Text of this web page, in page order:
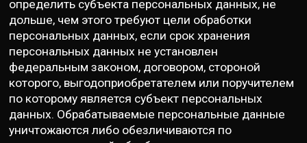
определить субъекта персональных данных, не
дольше, чем этого требуют цели обработки
персональных данных, если срок хранения
персональных данных не установлен
федеральным законом, договором, стороной
которого, выгодоприобретателем или поручителем
по которому является субъект персональных
данных. Обрабатываемые персональные данные
уничтожаются либо обезличиваются по